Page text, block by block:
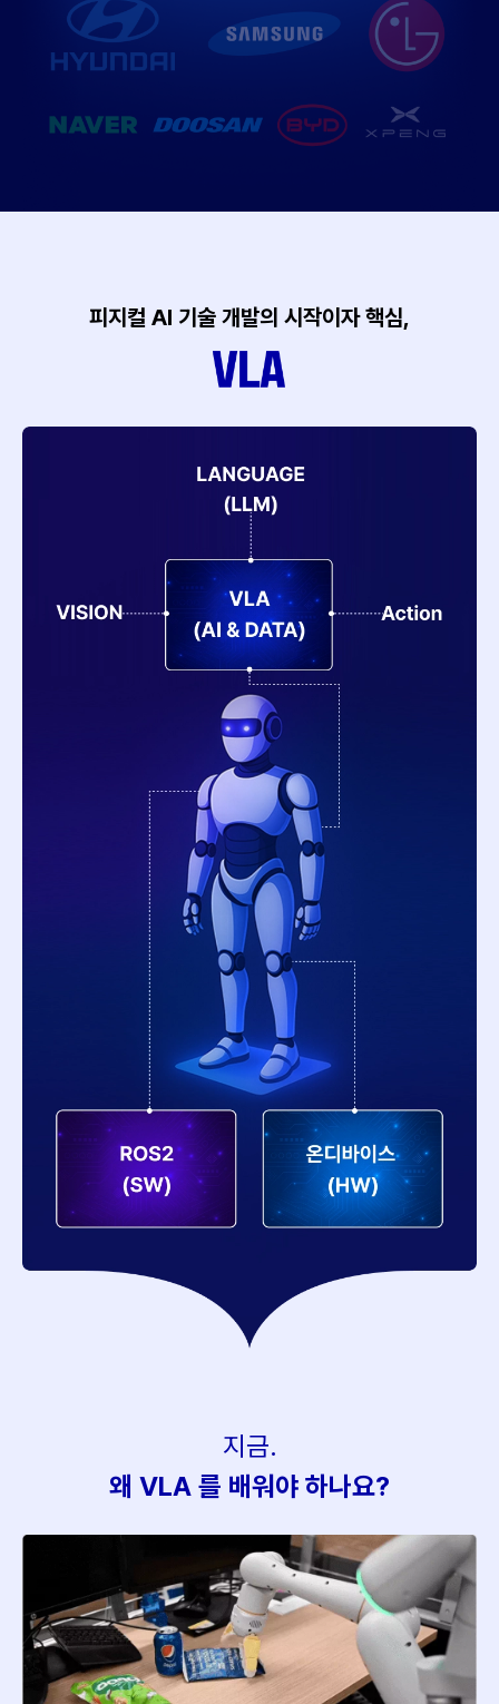
피지컬 AI 기술 개발의 시작이자 핵심,
지금.
왜 VLA 를 배워야 하나요?